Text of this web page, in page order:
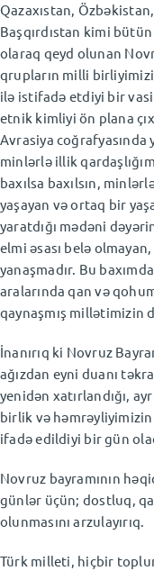
Qazaxıstan,
Başqırdıstan kimi
olaraq qeyd olunan
qrupların milli
ilə istifadə etdiyi bir
etnik kimliyi ön plana
Avrasiya coğrafyasında
minlərlə illik
baxılsa baxılsın,
yaşayan və ortaq bir
yaratdığı mədəni
elmi əsası belə
yanaşmadır. Bu
aralarında qan və
qaynaşmış millətimizin
İnanırıq ki Novruz
ağızdan eyni duanı
yenidən xatırlandığı,
birlik və
ifadə edildiyi bir gün
Novruz bayramının
günlər üçün; dostluq,
olunmasını arzulayırıq.
Türk milleti, hiçbir